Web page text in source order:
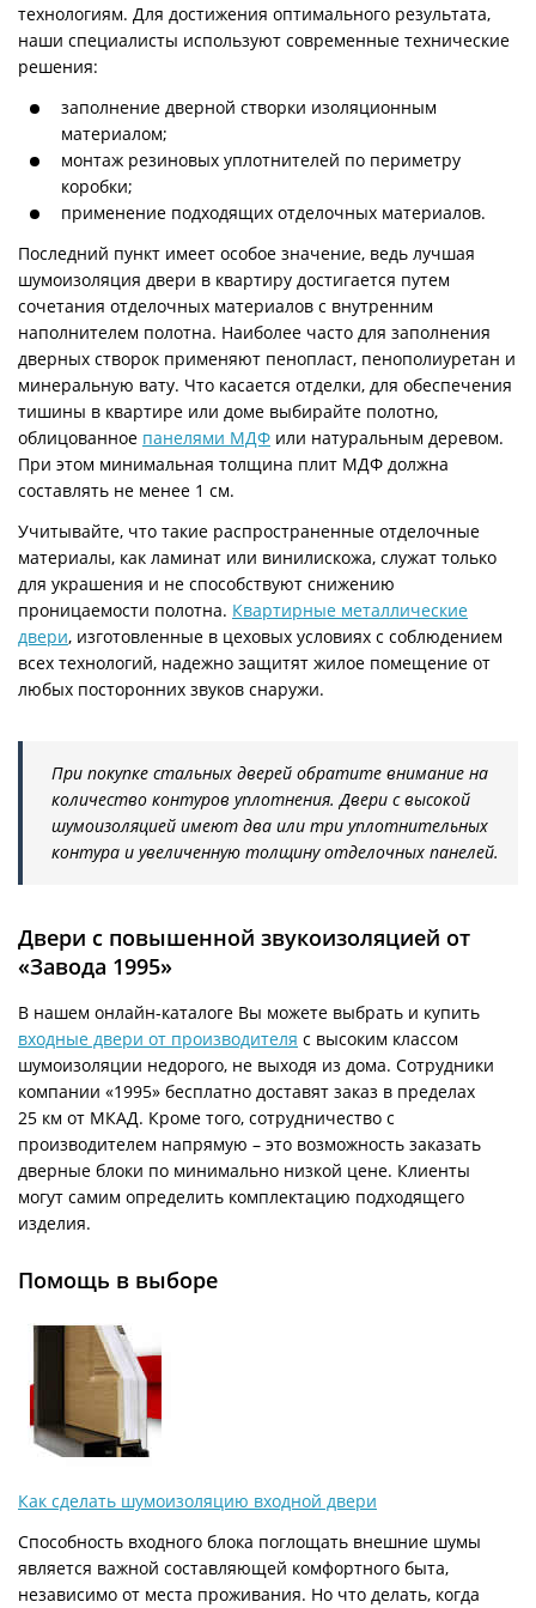
технологиям. Для достижения оптимального результата,
наши специалисты используют современные технические
решения:
заполнение дверной створки изоляционным
материалом;
монтаж резиновых уплотнителей по периметру
коробки;
применение подходящих отделочных материалов.
Последний пункт имеет особое значение, ведь лучшая
шумоизоляция двери в квартиру достигается путем
сочетания отделочных материалов с внутренним
наполнителем полотна. Наиболее часто для заполнения
дверных створок применяют пенопласт, пенополиуретан и
минеральную вату. Что касается отделки, для обеспечения
тишины в квартире или доме выбирайте полотно,
облицованное панелями МДФ или натуральным деревом.
При этом минимальная толщина плит МДФ должна
составлять не менее 1 см.
Учитывайте, что такие распространенные отделочные
материалы, как ламинат или винилискожа, служат только
для украшения и не способствуют снижению
проницаемости полотна. Квартирные металлические
двери, изготовленные в цеховых условиях с соблюдением
всех технологий, надежно защитят жилое помещение от
любых посторонних звуков снаружи.
При покупке стальных дверей обратите внимание на
количество контуров уплотнения. Двери с высокой
шумоизоляцией имеют два или три уплотнительных
контура и увеличенную толщину отделочных панелей.
Двери с повышенной звукоизоляцией от
«Завода 1995»
В нашем онлайн-каталоге Вы можете выбрать и купить
входные двери от производителя с высоким классом
шумоизоляции недорого, не выходя из дома. Сотрудники
компании «1995» бесплатно доставят заказ в пределах
25 км от МКАД. Кроме того, сотрудничество с
производителем напрямую – это возможность заказать
дверные блоки по минимально низкой цене. Клиенты
могут самим определить комплектацию подходящего
изделия.
Помощь в выборе
Как сделать шумоизоляцию входной двери
Способность входного блока поглощать внешние шумы
является важной составляющей комфортного быта,
независимо от места проживания. Но что делать, когда